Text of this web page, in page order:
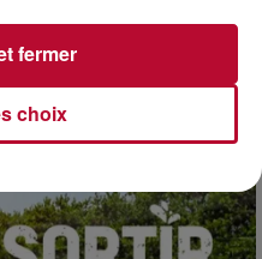
vivante :...
choix
fermer